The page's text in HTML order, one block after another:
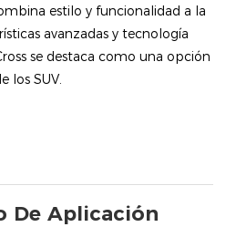
estilo y funcionalidad a la
avanzadas y tecnología
se destaca como una opción
los SUV.
De Aplicación